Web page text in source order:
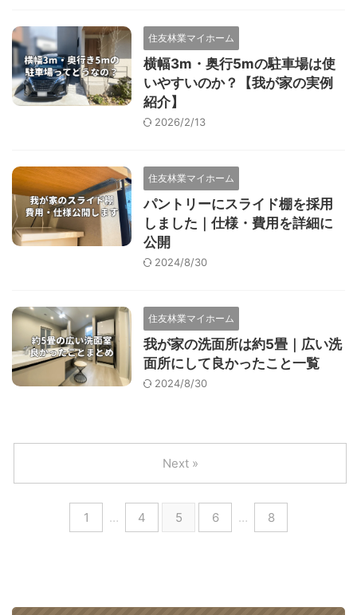
住友林業マイホーム
横幅3m・奥行5mの駐車場は使
いやすいのか？【我が家の実例
紹介】
2026/2/13
住友林業マイホーム
パントリーにスライド棚を採用
しました｜仕様・費用を詳細に
公開
2024/8/30
住友林業マイホーム
我が家の洗面所は約5畳｜広い洗
面所にして良かったこと一覧
2024/8/30
1 … 4 5 6 … 8
Next »